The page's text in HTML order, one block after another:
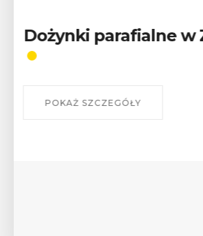
Wykład „Jak zdobyć
W środę 12 sierpnia o godz. 17 w